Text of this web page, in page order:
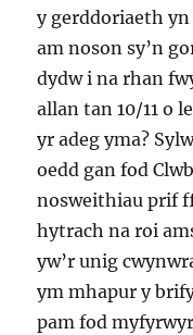
y gerddoriaeth yn
am noson sy’n
dydw i na rhan
allan tan 10/11 o
yr adeg yma?
oedd gan fod
nosweithiau prif
hytrach na roi
yw’r unig
ym mhapur y
pam fod